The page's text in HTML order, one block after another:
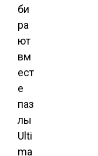
би
ра
ют
вм
ест
е
паз
лы
Ulti
ma